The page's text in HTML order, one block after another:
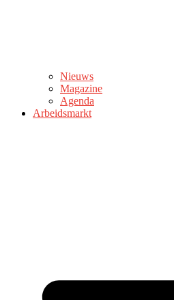
Nieuws
Magazine
Agenda
Arbeidsmarkt